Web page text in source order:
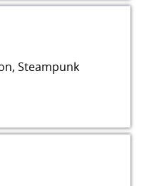
, Steampunk